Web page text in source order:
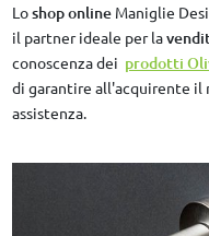
Loshop onlineManiglie
il partner ideale per la
conoscenza dei prodotti
di garantire all'acquirente il
assistenza.